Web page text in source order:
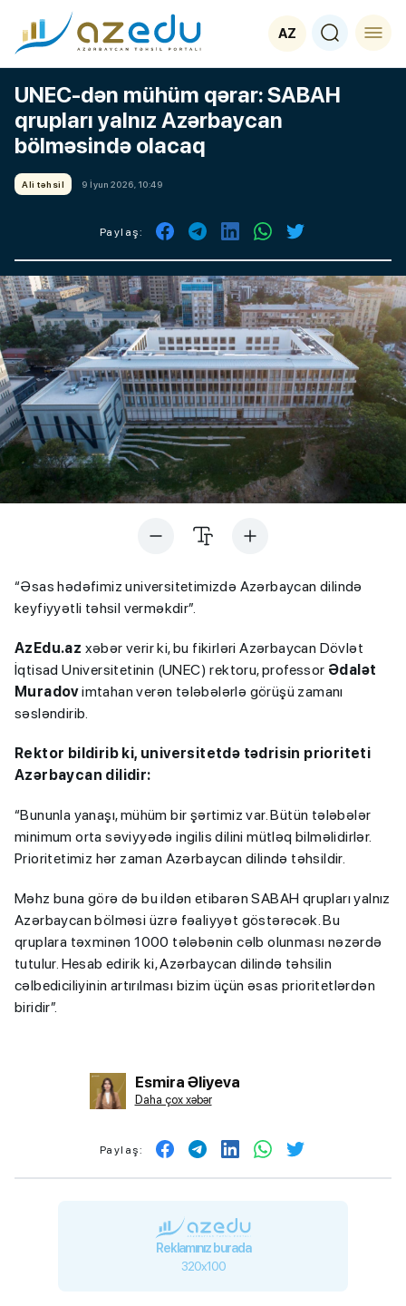
AZ
UNEC-dən mühüm qərar: SABAH
qrupları yalnız Azərbaycan
bölməsində olacaq
Ali təhsil 9 İyun 2026, 10:49
Paylaş:
“Əsas hədəfimiz universitetimizdə Azərbaycan dilində
keyfiyyətli təhsil verməkdir”.
AzEdu.az xəbər verir ki, bu fikirləri Azərbaycan Dövlət
İqtisad Universitetinin (UNEC) rektoru, professor Ədalət
Muradovimtahan verən tələbələrlə görüşü zamanı
səsləndirib.
Rektor bildirib ki, universitetdə tədrisin prioriteti
Azərbaycan dilidir:
“Bununla yanaşı, mühüm bir şərtimiz var. Bütün tələbələr
minimum orta səviyyədə ingilis dilini mütləq bilməlidirlər.
Prioritetimiz hər zaman Azərbaycan dilində təhsildir.
Məhz buna görə də bu ildən etibarən SABAH qrupları yalnız
Azərbaycan bölməsi üzrə fəaliyyət göstərəcək. Bu
qruplara təxminən 1000 tələbənin cəlb olunması nəzərdə
tutulur. Hesab edirik ki, Azərbaycan dilində təhsilin
cəlbediciliyinin artırılması bizim üçün əsas prioritetlərdən
biridir”.
Esmira Əliyeva
Daha çox xəbər
Paylaş:
Reklamınız burada
320x100